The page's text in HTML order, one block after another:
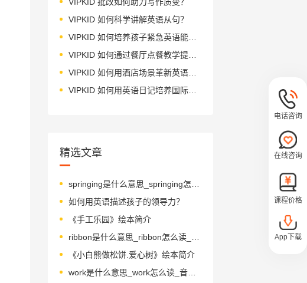
VIPKID 如何科学讲解英语从句？
VIPKID 如何培养孩子紧急英语能力？
VIPKID 如何通过餐厅点餐教学提升少儿英语应用能力？
VIPKID 如何用酒店场景革新英语教学？
VIPKID 如何用英语日记培养国际化人才？
精选文章
如何用英语描述孩子的领导力？
《手工乐园》绘本简介
《小白熊做松饼.爱心树》绘本简介
work是什么意思_work怎么读_音标wɜ-k
电话咨询
在线咨询
课程价格
App下载